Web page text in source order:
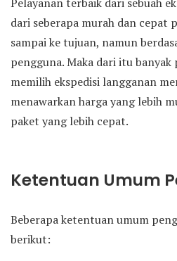
dari seberapa murah dan cepat
sampai ke tujuan, namun
pengguna. Maka dari itu
memilih ekspedisi langganan
menawarkan harga yang lebih
paket yang lebih cepat.
Ketentuan Umum
Beberapa ketentuan umum
berikut: